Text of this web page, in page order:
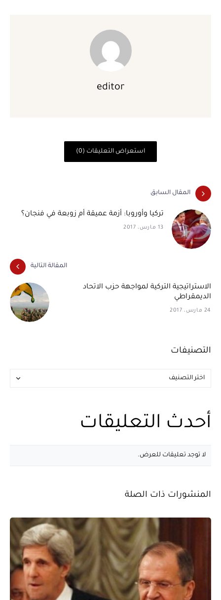
editor
استعراض التعليقات (0)
المقال السابق
تركيا وأوروبا: أزمة عميقة أم زوبعة في فنجان؟
13 مارس، 2017
المقالة التالية
الاستراتيجية التركية لمواجهة حزب الاتحاد
الديمقراطي
24 مارس، 2017
التصنيفات
أحدث التعليقات
لا توجد تعليقات للعرض.
المنشورات ذات الصلة